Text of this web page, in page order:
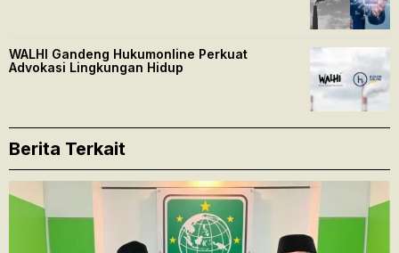
WALHI Gandeng Hukumonline Perkuat
Advokasi Lingkungan Hidup
Berita Terkait